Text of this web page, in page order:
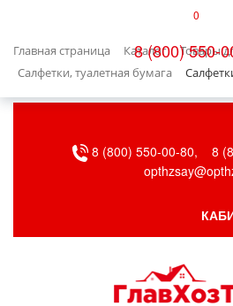
0
8 (800) 550-
Главная страница Каталог
Товары
Салфетки, туалетная бумага
БЫТОВАЯ ТЕХНИКА
ВЕНТИЛЯЦИЯ
ДАЧА, САД И ОГОРОД
8 (800) 550-00-80,
8